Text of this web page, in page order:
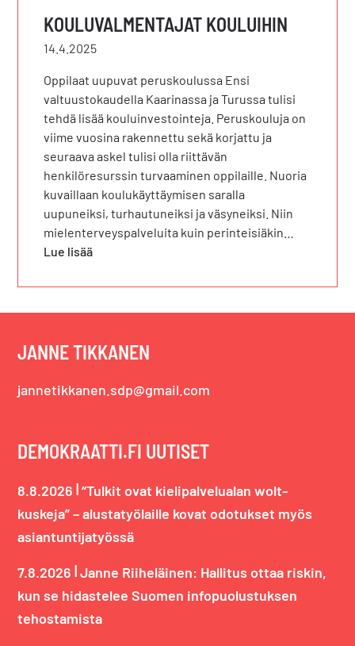
KOULUVALMENTAJAT KOULUIHIN
14.4.2025
Oppilaat uupuvat peruskoulussa Ensi
valtuustokaudella Kaarinassa ja Turussa tulisi
tehdä lisää kouluinvestointeja. Peruskouluja on
viime vuosina rakennettu sekä korjattu ja
seuraava askel tulisi olla riittävän
henkilöresurssin turvaaminen oppilaille. Nuoria
kuvaillaan koulukäyttäymisen saralla
uupuneiksi, turhautuneiksi ja väsyneiksi. Niin
mielenterveyspalveluita kuin perinteisiäkin…
Lue lisää
JANNE TIKKANEN
jannetikkanen.sdp@gmail.com
DEMOKRAATTI.FI UUTISET
8.8.2026 |“Tulkit ovat kielipalvelualan wolt-
kuskeja” – alustatyölaille kovat odotukset myös
asiantuntijatyössä
7.8.2026 |Janne Riiheläinen: Hallitus ottaa riskin,
kun se hidastelee Suomen infopuolustuksen
tehostamista